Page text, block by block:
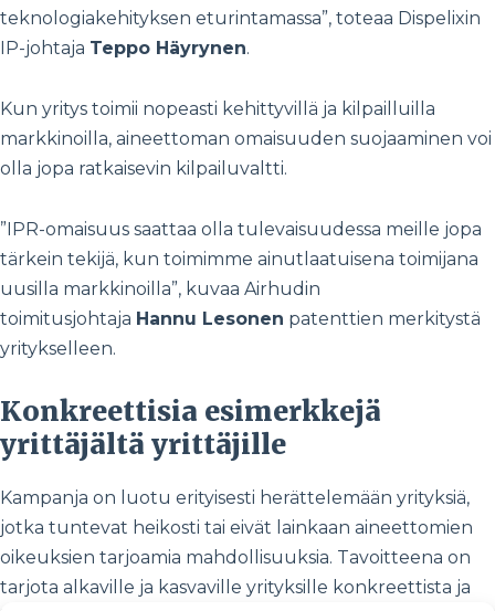
teknologiakehityksen eturintamassa”, toteaa Dispelixin
IP-johtaja Teppo Häyrynen.
Kun yritys toimii nopeasti kehittyvillä ja kilpailluilla
markkinoilla, aineettoman omaisuuden suojaaminen voi
olla jopa ratkaisevin kilpailuvaltti.
”IPR-omaisuus saattaa olla tulevaisuudessa meille jopa
tärkein tekijä, kun toimimme ainutlaatuisena toimijana
uusilla markkinoilla”, kuvaa Airhudin
toimitusjohtaja Hannu Lesonen patenttien merkitystä
yritykselleen.
Konkreettisia esimerkkejä
yrittäjältä yrittäjille
Kampanja on luotu erityisesti herättelemään yrityksiä,
jotka tuntevat heikosti tai eivät lainkaan aineettomien
oikeuksien tarjoamia mahdollisuuksia. Tavoitteena on
tarjota alkaville ja kasvaville yrityksille konkreettista ja